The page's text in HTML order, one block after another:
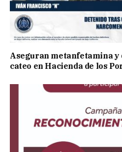
Aseguran metanfetamina y
cateo en Hacienda de los